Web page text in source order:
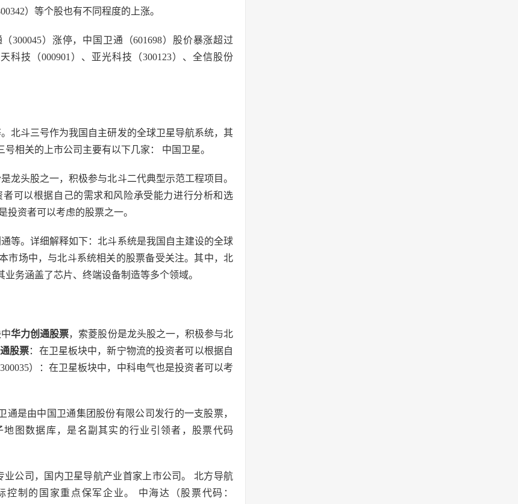
）等个股也有不同程度的上涨。
300045）涨停，中国卫通（601698）股价暴涨超过
科技（000901）、亚光科技（300123）、全信股份
北斗三号作为我国自主研发的全球卫星导航系统，其
相关的上市公司主要有以下几家： 中国卫星。
龙头股之一，积极参与北斗二代典型示范工程项目。
可以根据自己的需求和风险承受能力进行分析和选
投资者可以考虑的股票之一。
等。详细解释如下：北斗系统是我国自主建设的全球
市场中，与北斗系统相关的股票备受关注。其中，北
务涵盖了芯片、终端设备制造等多个领域。
华力创通股票，索菱股份是龙头股之一，积极参与北
股票：在卫星板块中，新宁物流的投资者可以根据自
）：在卫星板块中，中科电气也是投资者可以考
是由中国卫通集团股份有限公司发行的一支股票，
图数据库，是名副其实的行业引领者，股票代码
公司，国内卫星导航产业首家上市公司。 北方导航
控制的国家重点保军企业。 中海达（股票代码：